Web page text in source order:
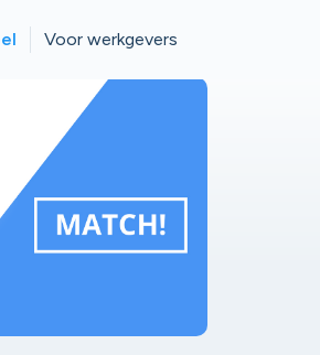
Voor werkgevers